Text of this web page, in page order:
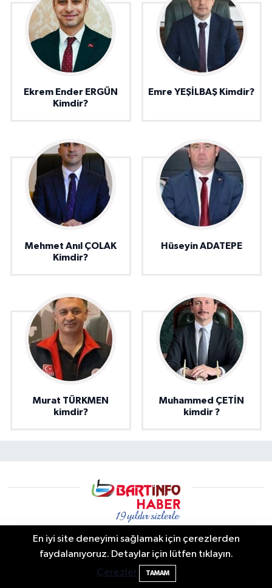
Ekrem Ender ERGÜN
Kimdir?
Emre YEŞİLBAŞ Kimdir?
Mehmet Anıl ÇOLAK
Kimdir?
Hüseyin ADATEPE
Murat TÜRKMEN
kimdir?
Muhammed ÇETİN
kimdir ?
Bartın info | Bartın Son Dakika Haberleri ve Şehir Rehberi
Bartın’da yaşanan son dakika gelişmeleri, trafik kazaları,
En iyi site deneyimi sağlamak için çerezlerden
faydalanıyoruz. Detaylar için lütfen tıklayın.
Çerezler
TAMAM
Elektrik arızasını onanırken akıma kapılan